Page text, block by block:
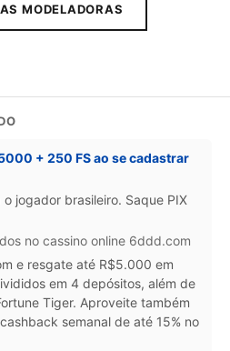
MODELADORAS
+ 250 FS ao se cadastrar
jogador brasileiro. Saque PIX
no cassino online 6ddd.com
e resgate até R$5.000 em
em 4 depósitos, além de
Tiger. Aproveite também
semanal de até 15% no